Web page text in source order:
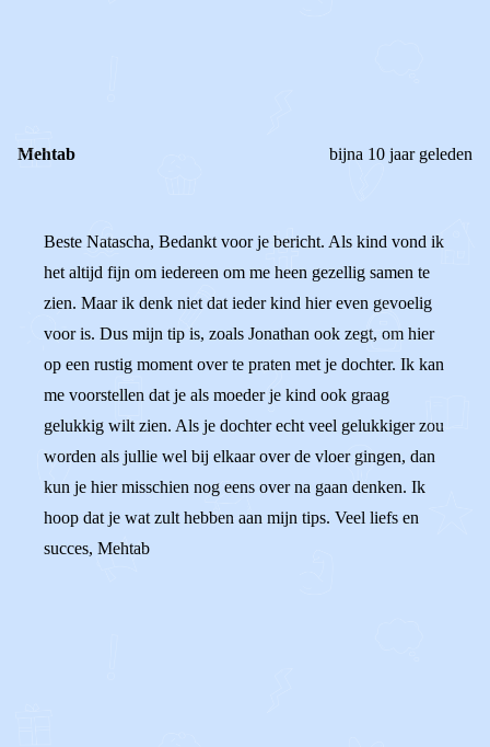
Mehtab bijna 10 jaar geleden
Beste Natascha, Bedankt voor je bericht. Als kind vond ik
het altijd fijn om iedereen om me heen gezellig samen te
zien. Maar ik denk niet dat ieder kind hier even gevoelig
voor is. Dus mijn tip is, zoals Jonathan ook zegt, om hier
op een rustig moment over te praten met je dochter. Ik kan
me voorstellen dat je als moeder je kind ook graag
gelukkig wilt zien. Als je dochter echt veel gelukkiger zou
worden als jullie wel bij elkaar over de vloer gingen, dan
kun je hier misschien nog eens over na gaan denken. Ik
hoop dat je wat zult hebben aan mijn tips. Veel liefs en
succes, Mehtab